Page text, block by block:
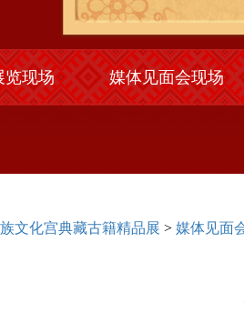
览现场 媒体见面会现场
文化宫典藏古籍精品展 > 媒体见面